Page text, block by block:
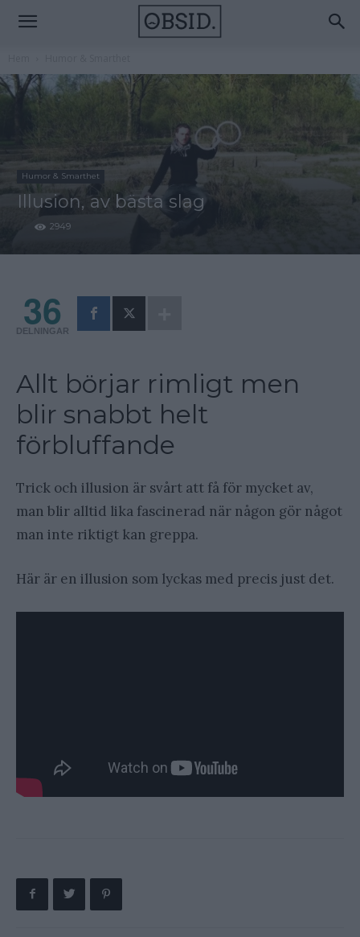
Humor & Smarthet
Illusion, av bästa slag
2949
36
DELNINGAR
Allt börjar rimligt men
blir snabbt helt
förbluffande
Trick och illusion är svårt att få för mycket av,
man blir alltid lika fascinerad när någon gör något
man inte riktigt kan greppa.
Här är en illusion som lyckas med precis just det.